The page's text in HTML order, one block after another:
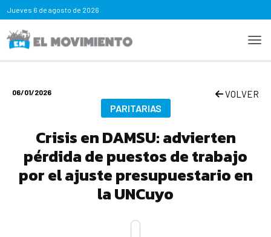
Jueves 6 de agosto de 2026
06/01/2026 VOLVER
PARITARIAS
Crisis en DAMSU: advierten
pérdida de puestos de trabajo
por el ajuste presupuestario en
la UNCuyo